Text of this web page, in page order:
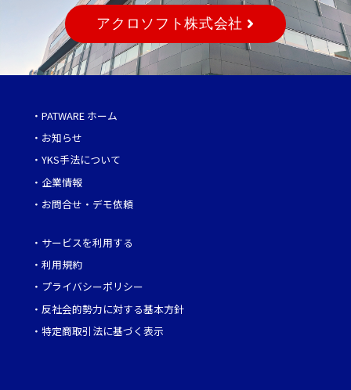
アクロソフト株式会社
・ PATWARE ホーム
・ お知らせ
・ YKS手法について
・ 企業情報
・ お問合せ・デモ依頼
・ サービスを利用する
・ 利用規約
・ プライバシーポリシー
・ 反社会的勢力に対する基本方針
・ 特定商取引法に基づく表示